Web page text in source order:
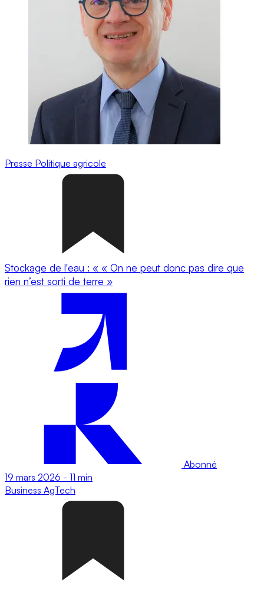
Presse Politique agricole
Stockage de l'eau : « « On ne peut donc pas dire que
rien n’est sorti de terre »
Abonné
19 mars 2026 - 11 min
Business AgTech